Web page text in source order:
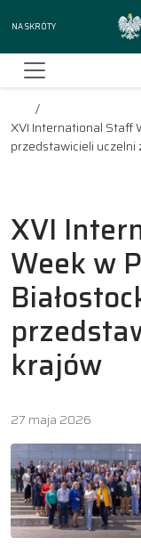
Na skróty
XVI International Staff
przedstawicieli uczelni
XVI
Week w
krajów
27 maja 2026